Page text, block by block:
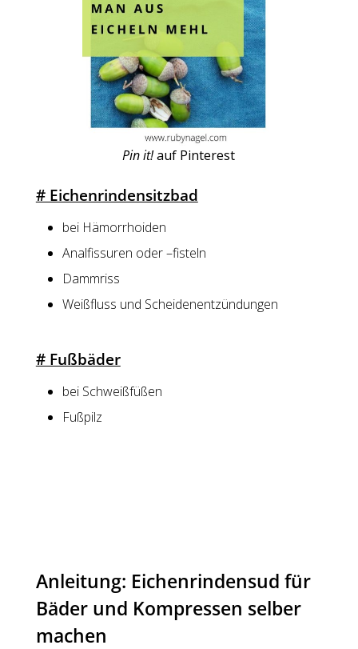
Pin it!auf Pinterest
# Eichenrindensitzbad
bei Hämorrhoiden
Analfissuren oder –fisteln
Dammriss
Weißfluss und Scheidenentzündungen
# Fußbäder
bei Schweißfüßen
Fußpilz
Anleitung: Eichenrindensud für
Bäder und Kompressen selber
machen